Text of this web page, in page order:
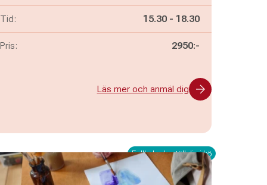
Tid: Pågår mellan
15.30 - och
18.30
Pris: 2950:-
Läs mer och anmäl dig
Fullbokad - ställ dig i kö